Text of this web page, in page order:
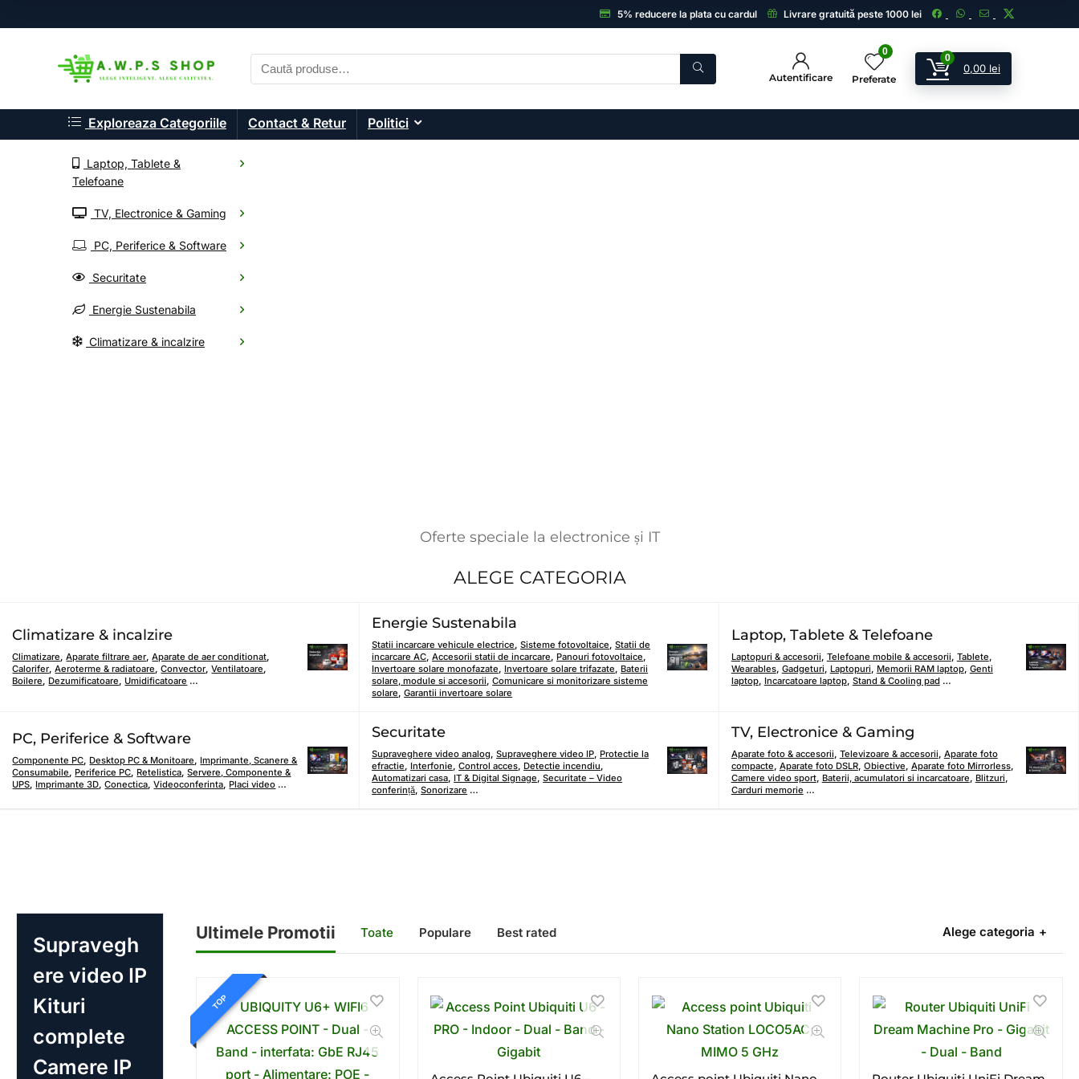
5% reducere la plata cu cardul Livrare gratuită peste 1000 lei
Autentificare
0
Preferate
0
0,00 lei
Exploreaza Categoriile
Laptop, Tablete &
Telefoane
TV, Electronice & Gaming
PC, Periferice & Software
Securitate
Energie Sustenabila
Climatizare & incalzire
Contact & Retur Politici
Componente PC, Electronice și accesorii
Oferte noi, livrare rapidă și garanția unui magazin de încredere.
Oferte speciale la electronice și IT
ALEGE CATEGORIA
Climatizare & incalzire
Climatizare,Aparate filtrare aer,Aparate de aer conditionat,
Calorifer,Aeroterme & radiatoare,Convector,Ventilatoare,
Boilere, Dezumificatoare, Umidificatoare …
Energie Sustenabila
Statii incarcare vehicule electrice,Sisteme fotovoltaice,Statii de
incarcare AC,Accesorii statii de incarcare, Panouri fotovoltaice,
Invertoare solare monofazate, Invertoare solare trifazate, Baterii
solare, module si accesorii,Comunicare si monitorizare sisteme
solare,Garantii invertoare solare
Laptop, Tablete & Telefoane
Laptopuri & accesorii, Telefoane mobile & accesorii, Tablete,
Wearables, Gadgeturi, Laptopuri, Memorii RAM laptop, Genti
laptop, Incarcatoare laptop, Stand & Cooling pad…
PC, Periferice & Software
Componente PC, Desktop PC & Monitoare, Imprimante, Scanere &
Consumabile, Periferice PC, Retelistica,Servere, Componente &
UPS, Imprimante 3D,Conectica,Videoconferinta, Placi video …
Securitate
Supraveghere video analog,Supraveghere video IP, Protectie la
efractie, Interfonie,Control acces, Detectie incendiu,
Automatizari casa, IT & Digital Signage,Securitate – Video
conferință,Sonorizare …
TV, Electronice & Gaming
Aparate foto & accesorii, Televizoare & accesorii, Aparate foto
compacte, Aparate foto DSLR, Obiective, Aparate foto Mirrorless,
Camere video sport, Baterii, acumulatori si incarcatoare, Blitzuri,
Carduri memorie …
Supravegh
ere video IP
Kituri
complete
Camere IP
Ultimele Promotii Toate Populare Best rated Alege categoria
TOP